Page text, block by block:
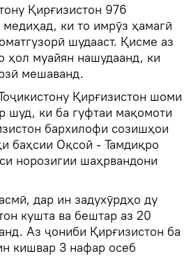
Қирғизистон 976
ки то имрӯз ҳамагӣ
шудааст. Қисме аз
ҳол муайян нашудаанд, ки
мешаванд.
Қирғизистон шоми
шуд, ки ба гуфтаи мақомоти
бархилофи созишҳои
баҳсии Оқсой - Тамдиқро
норозигии шаҳрвандони
дар ин задухӯрдҳо ду
кушта ва бештар аз 20
Аз ҷониби Қирғизистон ба
кишвар 3 нафар осеб